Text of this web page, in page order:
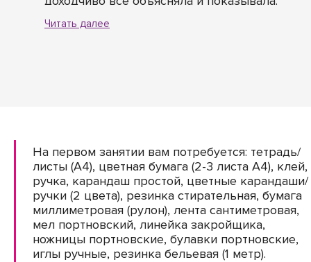
доброжелательная. Большой объем
Читать далее
На первом занятии вам потребуется: тетрадь/
листы (А4), цветная бумага (2-3 листа А4), клей,
ручка, карандаш простой, цветные карандаши/
ручки (2 цвета), резинка стирательная, бумага
миллиметровая (рулон), лента сантиметровая,
мел портновский, линейка закройщика,
ножницы портновские, булавки портновские,
иглы ручные, резинка бельевая (1 метр).